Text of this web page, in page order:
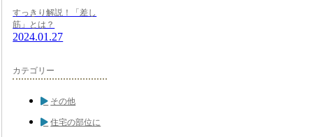
すっきり解説！「差し
筋」とは？
2024.01.27
カテゴリー
その他
住宅の部位に